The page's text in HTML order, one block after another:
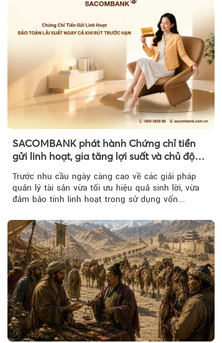
SACOMBANK phát hành Chứng chỉ tiền
gửi linh hoạt, gia tăng lợi suất và chủ động
nguồn vốn cho khách hàng
Trước nhu cầu ngày càng cao về các giải pháp
quản lý tài sản vừa tối ưu hiệu quả sinh lời, vừa
đảm bảo tính linh hoạt trong sử dụng vốn...